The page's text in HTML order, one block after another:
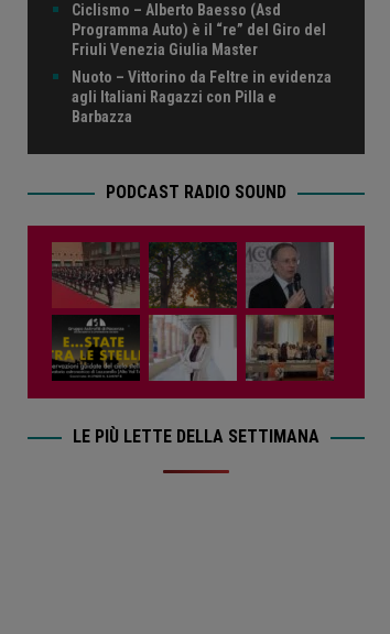
Ciclismo – Alberto Baesso (Asd
Programma Auto) è il “re” del Giro del
Friuli Venezia Giulia Master
Nuoto – Vittorino da Feltre in evidenza
agli Italiani Ragazzi con Pilla e
Barbazza
PODCAST RADIO SOUND
LE PIÙ LETTE DELLA SETTIMANA